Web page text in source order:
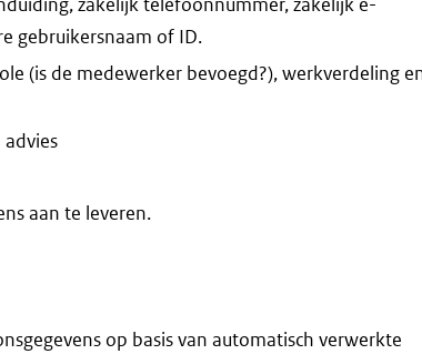
gebruikersnaam of ID.
(is de medewerker bevoegd?), werkverdeling
aan te leveren.
op basis van automatisch verwerkte